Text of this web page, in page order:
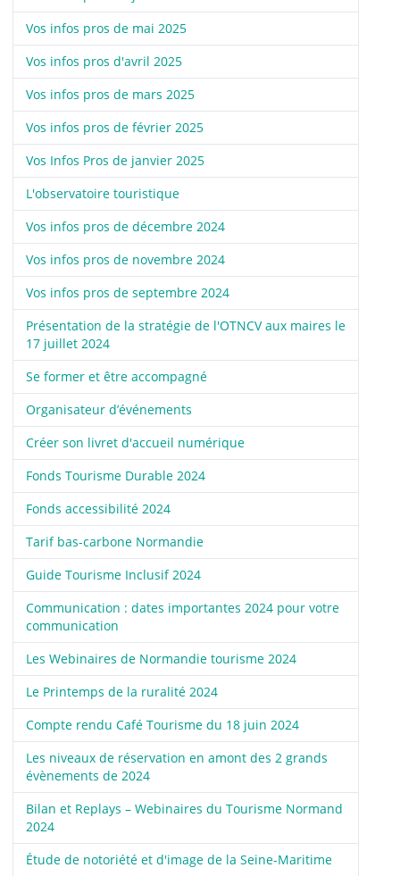
Vos infos pros de mai 2025
Vos infos pros d'avril 2025
Vos infos pros de mars 2025
Vos infos pros de février 2025
Vos Infos Pros de janvier 2025
L'observatoire touristique
Vos infos pros de décembre 2024
Vos infos pros de novembre 2024
Vos infos pros de septembre 2024
Présentation de la stratégie de l'OTNCV aux maires le
17 juillet 2024
Se former et être accompagné
Organisateur d’événements
Créer son livret d'accueil numérique
Fonds Tourisme Durable 2024
Fonds accessibilité 2024
Tarif bas-carbone Normandie
Guide Tourisme Inclusif 2024
Communication : dates importantes 2024 pour votre
communication
Les Webinaires de Normandie tourisme 2024
Le Printemps de la ruralité 2024
Compte rendu Café Tourisme du 18 juin 2024
Les niveaux de réservation en amont des 2 grands
évènements de 2024
Bilan et Replays – Webinaires du Tourisme Normand
2024
Étude de notoriété et d'image de la Seine-Maritime